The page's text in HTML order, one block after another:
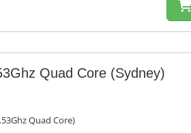
Quad Core (Sydney)
Quad Core)